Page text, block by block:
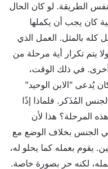
الطريقة. لو كان الحال
كان يجب أن يكملها
بالمثل. العمل الذي
يتم تكرار أية مرحلة من
في ذلك الوقت،
يُدعى "الابن الوحيد"
المُذَكر. فلماذا إذًا
المرحلة؟ هذا لأن
الجنس بخلاف الوضع مع
يقوم بعمله كما يحلو له،
عمله، لكنه حر بصورة خاصة.